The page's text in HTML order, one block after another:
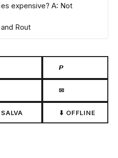
expensive? A: Not
Rout
𝙋
✉
⬇ OFFLINE